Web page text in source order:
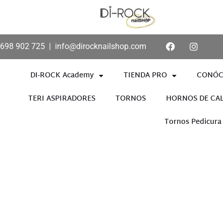
698 902 725 | info@dirocknailshop.com
DI-ROCK Academy TIENDA PRO
TERI ASPIRADORES
TORNOS HORNOS DE
Tornos